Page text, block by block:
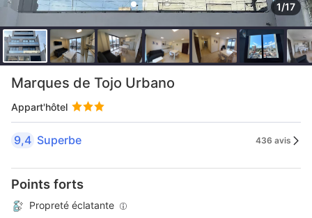
1/17
Marques de Tojo Urbano
Appart'hôtel
9,4 Superbe 436 avis
Points forts
Propreté éclatante